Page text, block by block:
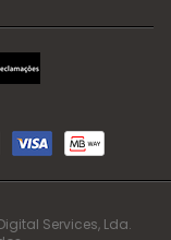
Services, Lda.